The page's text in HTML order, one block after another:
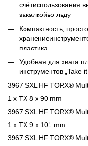
счётиспользования
закалкойво льду
Компактность,
пластика
Удобная для хвата
инструментов „Take
3967 SXL HF TORX®
1 x TX 8 x 90 mm
3967 SXL HF TORX®
1 x TX 9 x 101 mm
3967 SXL HF TORX®